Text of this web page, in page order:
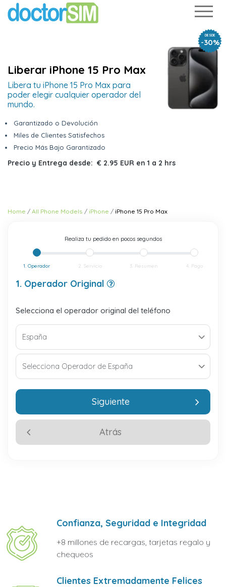
DESDE
-30%
Liberar iPhone 15 Pro Max
Libera tu iPhone 15 Pro Max para
poder elegir cualquier operador del
mundo.
Garantizado o Devolución
Miles de Clientes Satisfechos
Precio Más Bajo Garantizado
Precio y Entrega desde: € 2.95 EUR en 1 a 2 hrs
Home All Phone Models iPhone iPhone 15 Pro Max
Realiza tu pedido en pocos segundos
1. Operador 2. Servicio 3. Resumen 4. Pago
1. Operador Original
Selecciona el operador original del teléfono
Atrás
Siguiente
Confianza, Seguridad e Integridad
+8 millones de recargas, tarjetas regalo y
chequeos
Clientes Extremadamente Felices